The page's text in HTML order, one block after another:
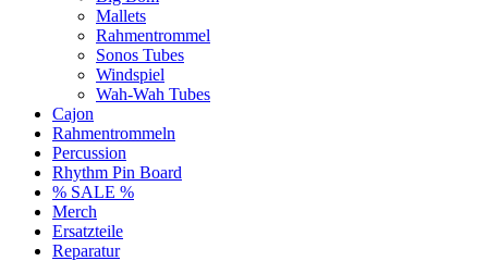
Mallets
Rahmentrommel
Sonos Tubes
Windspiel
Wah-Wah Tubes
Cajon
Rahmentrommeln
Percussion
Rhythm Pin Board
% SALE %
Merch
Ersatzteile
Reparatur